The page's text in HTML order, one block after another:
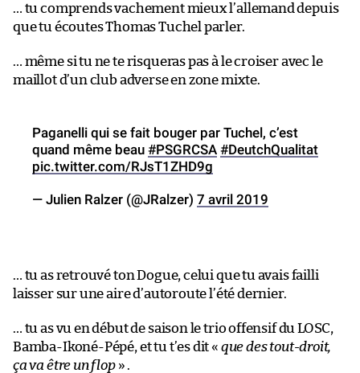
… tu comprends vachement mieux l’allemand depuis
que tu écoutes Thomas Tuchel parler.
… même si tu ne te risqueras pas à le croiser avec le
maillot d’un club adverse en zone mixte.
Paganelli qui se fait bouger par Tuchel, c’est
quand même beau #PSGRCSA #DeutchQualitat
pic.twitter.com/RJsT1ZHD9g
— Julien Ralzer (@JRalzer) 7 avril 2019
… tu as retrouvé ton Dogue, celui que tu avais failli
laisser sur une aire d’autoroute l’été dernier.
… tu as vu en début de saison le trio offensif du LOSC,
Bamba-Ikoné-Pépé, et tu t’es dit « que des tout-droit,
ça va être un flop» .